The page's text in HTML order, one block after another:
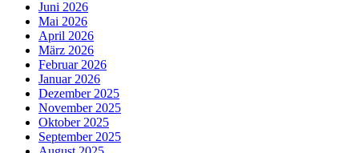
Juni 2026
Mai 2026
April 2026
März 2026
Februar 2026
Januar 2026
Dezember 2025
November 2025
Oktober 2025
September 2025